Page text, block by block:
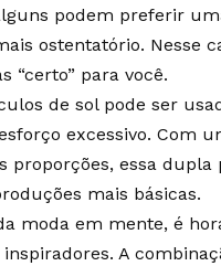
podem preferir
ostentatório. Nesse
“certo” para você.
de sol pode ser
excessivo. Com
proporções, essa
mais básicas.
moda em mente, é
A